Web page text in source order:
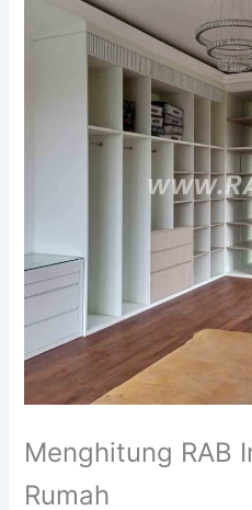
Menghitung RAB
Rumah